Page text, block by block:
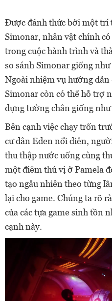
Được đánh thức bởi một trí
Simonar, nhân vật chính
trong cuộc hành trình và
so sánh Simonar giống
Ngoài nhiệm vụ hướng dẫn
Simonar còn có thể hỗ trợ
dựng tường chắn giống
Bên cạnh việc chạy trốn
cư dân Eden nổi điên,
thu thập nước uống cùng
một điểm thú vị ở Pamela
tạo ngẫu nhiên theo từng
lại cho game. Chúng ta rõ
của các tựa game sinh tồn
cạnh này.